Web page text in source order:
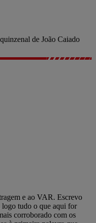
de João Caiado
e ao VAR. Escrevo
logo tudo o que aqui for
corroborado com os